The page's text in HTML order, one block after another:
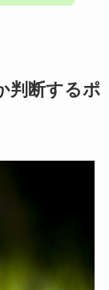
判断するポ